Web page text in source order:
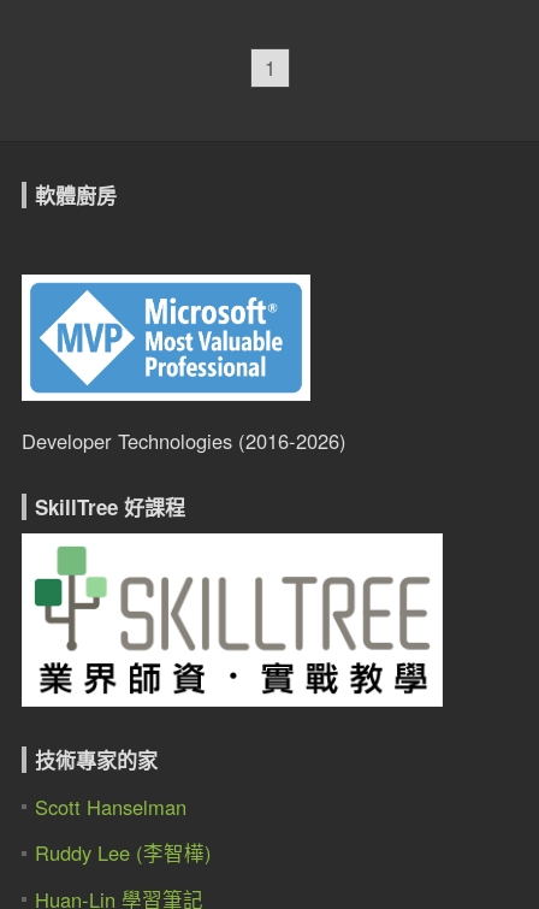
1
軟體廚房
Developer Technologies (2016-2026)
SkillTree 好課程
技術專家的家
Scott Hanselman
Ruddy Lee (李智樺)
Huan-Lin 學習筆記